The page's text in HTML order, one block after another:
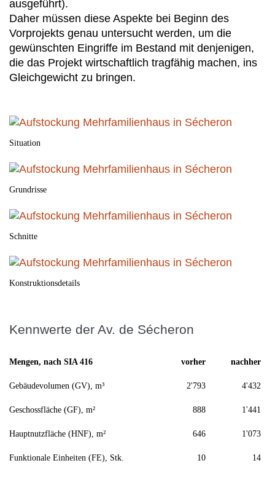
ausgeführt).
Daher müssen diese Aspekte bei Beginn des
Vorprojekts genau untersucht werden, um die
gewünschten Eingriffe im Bestand mit denjenigen,
die das Projekt wirtschaftlich tragfähig machen, ins
Gleichgewicht zu bringen.
Situation
Grundrisse
Schnitte
Konstruktionsdetails
Kennwerte der Av. de Sécheron
Mengen, nach SIA 416 vorher nachher
Gebäudevolumen (GV), m³ 2'793 4'432
Geschossfläche (GF), m² 888 1'441
Hauptnutzfläche (HNF), m² 646 1'073
Funktionale Einheiten (FE), Stk. 10 14